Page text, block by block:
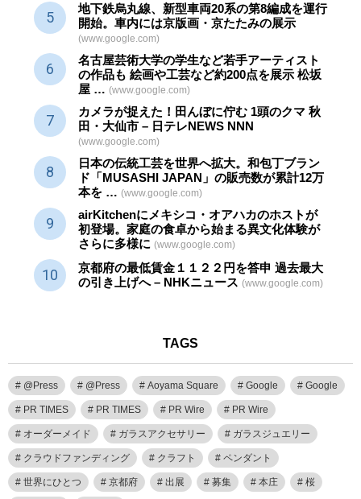
地下鉄烏丸線、新型車両20系の第8編成を運行
開始。車内には京版画・京たたみの展示
(www.google.com)
名古屋芸術大学の学生など若手アーティスト
の作品も 絵画や工芸など約200点を展示 松坂
屋 … (www.google.com)
カメラが捉えた！田んぼに佇む 1頭のクマ 秋
田・大仙市 – 日テレNEWS NNN
(www.google.com)
日本の伝統工芸を世界へ拡大。和包丁ブラン
ド「MUSASHI JAPAN」の販売数が累計12万
本を … (www.google.com)
airKitchenにメキシコ・オアハカのホストが
初登場。家庭の食卓から始まる異文化体験が
さらに多様に (www.google.com)
京都府の最低賃金１１２２円を答申 過去最大
の引き上げへ – NHKニュース (www.google.com)
TAGS
@Press @Press Aoyama Square Google Google
PR TIMES PR TIMES PR Wire PR Wire
オーダーメイド ガラスアクセサリー ガラスジュエリー
クラウドファンディング クラフト ペンダント
世界にひとつ 京都府 出展 募集 本庄 桜